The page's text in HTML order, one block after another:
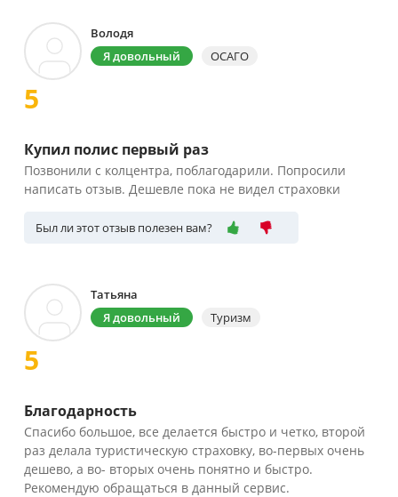
Володя
Я довольный
ОСАГО
5
Купил полис первый раз
Позвонили с колцентра, поблагодарили. Попросили
написать отзыв. Дешевле пока не видел страховки
Был ли этот отзыв полезен вам?
Татьяна
Я довольный
Туризм
5
Благодарность
Спасибо большое, все делается быстро и четко, второй
раз делала туристическую страховку, во-первых очень
дешево, а во- вторых очень понятно и быстро.
Рекомендую обращаться в данный сервис.